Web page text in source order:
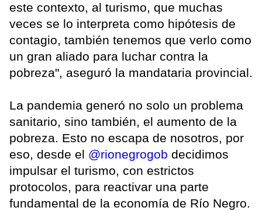
este contexto, al turismo, que muchas
veces se lo interpreta como hipótesis de
contagio, también tenemos que verlo como
un gran aliado para luchar contra la
pobreza", aseguró la mandataria provincial.
La pandemia generó no solo un problema
sanitario, sino también, el aumento de la
pobreza. Esto no escapa de nosotros, por
eso, desde el @rionegrogob decidimos
impulsar el turismo, con estrictos
protocolos, para reactivar una parte
fundamental de la economía de Río Negro.